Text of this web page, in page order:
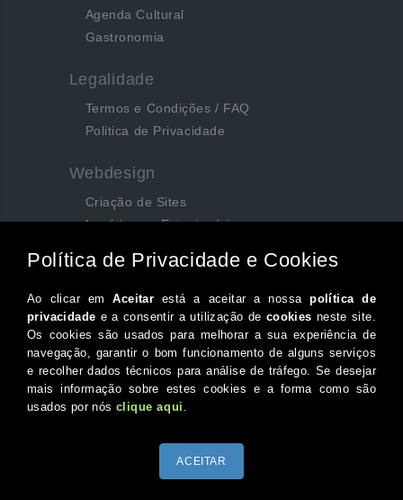
Agenda Cultural
Gastronomia
Legalidade
Termos e Condições / FAQ
Politica de Privacidade
Webdesign
Criação de Sites
Logótipos e Estacionários
Siga-nos aqui...
Facebook
Instagram
Twitter
Canal do Youtube
© 2026 Portugal XXI Todos os direitos reservados.
Desenvolvido por Optimeios